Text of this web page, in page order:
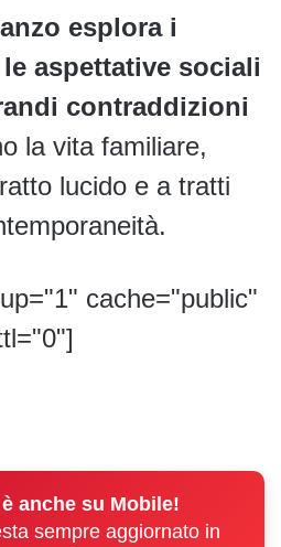
esplora i
aspettative sociali
contraddizioni
la vita familiare,
lucido e a tratti
cache="public"
anche su Mobile!
sempre aggiornato in